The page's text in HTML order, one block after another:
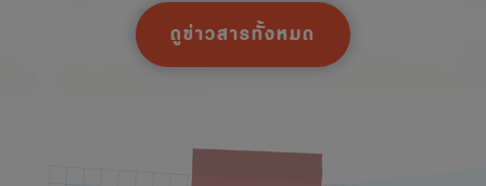
ดูข่าวสารทั้งหมด